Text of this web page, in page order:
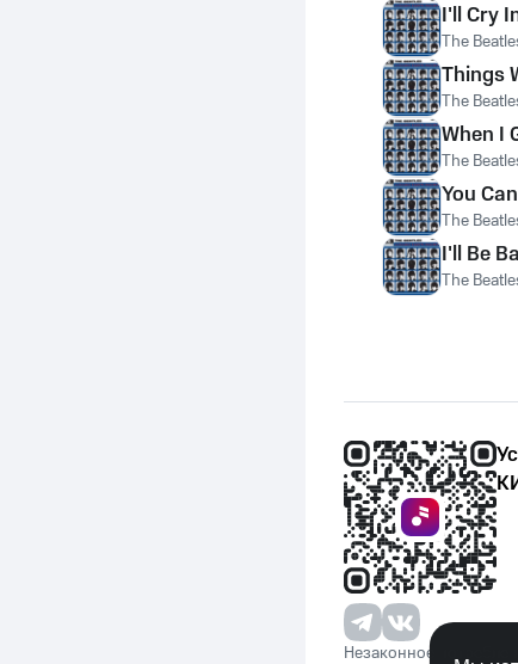
I'll Cry
The
Things
The
When I
The
You
The
I'll Be
The
Незаконное